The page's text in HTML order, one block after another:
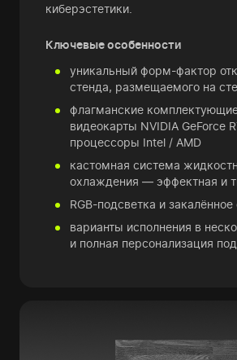
киберэстетики.
Ключевые особенности
уникальный форм-фактор
стенда, размещаемого на
флагманские
видеокарты NVIDIA GeForce
процессоры Intel / AMD
кастомная система
охлаждения — эффектная и
RGB-подсветка и закалённое
варианты исполнения в
и полная персонализация